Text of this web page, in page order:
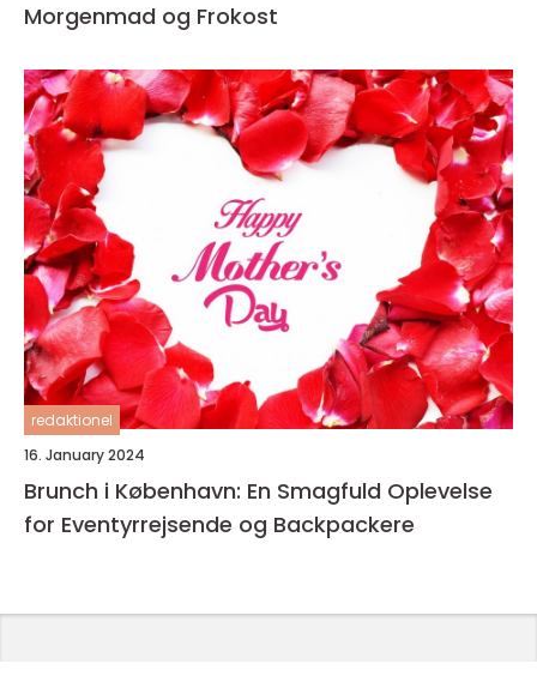
Morgenmad og Frokost
redaktionel
16. January 2024
Brunch i København: En Smagfuld Oplevelse
for Eventyrrejsende og Backpackere